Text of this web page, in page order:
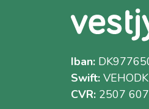
Iban:
Swift:
CVR:2507